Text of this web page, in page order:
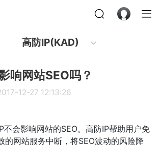
高防IP(KAD)
响网站SEO吗？
12-27 12:13:26
不会影响网站的SEO。高防IP帮助用户免
的网站服务中断，将SEO波动的风险降